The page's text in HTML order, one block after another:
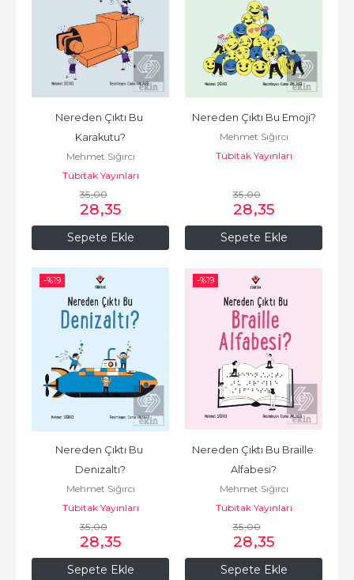
Sepete Ekle
Nereden Çıktı Bu
Karakutu?
Mehmet Sığırcı
Tübitak Yayınları
35,00
28,35
Sepete Ekle
Nereden Çıktı Bu Emoji?
Mehmet Sığırcı
Tübitak Yayınları
35,00
28,35
-%19
Sepete Ekle
Nereden Çıktı Bu
Denizaltı?
Mehmet Sığırcı
Tübitak Yayınları
35,00
28,35
-%19
Sepete Ekle
Nereden Çıktı Bu Braille
Alfabesi?
Mehmet Sığırcı
Tübitak Yayınları
35,00
28,35